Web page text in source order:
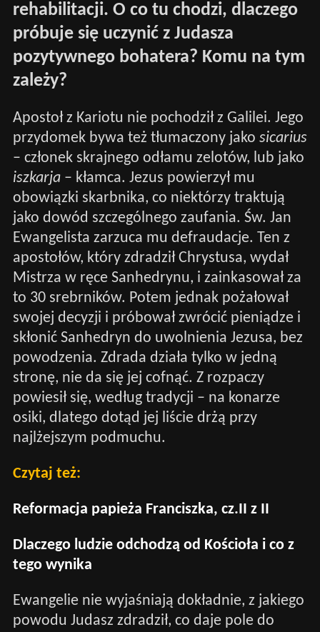
rehabilitacji. O co tu chodzi, dlaczego
próbuje się uczynić z Judasza
pozytywnego bohatera? Komu na tym
zależy?
Apostoł z Kariotu nie pochodził z Galilei. Jego
przydomek bywa też tłumaczony jako sicarius
– członek skrajnego odłamu zelotów, lub jako
iszkarja– kłamca. Jezus powierzył mu
obowiązki skarbnika, co niektórzy traktują
jako dowód szczególnego zaufania. Św. Jan
Ewangelista zarzuca mu defraudacje. Ten z
apostołów, który zdradził Chrystusa, wydał
Mistrza w ręce Sanhedrynu, i zainkasował za
to 30 srebrników. Potem jednak pożałował
swojej decyzji i próbował zwrócić pieniądze i
skłonić Sanhedryn do uwolnienia Jezusa, bez
powodzenia. Zdrada działa tylko w jedną
stronę, nie da się jej cofnąć. Z rozpaczy
powiesił się, według tradycji – na konarze
osiki, dlatego dotąd jej liście drżą przy
najlżejszym podmuchu.
Czytaj też:
Reformacja papieża Franciszka, cz.II z II
Dlaczego ludzie odchodzą od Kościoła i co z
tego wynika
Ewangelie nie wyjaśniają dokładnie, z jakiego
powodu Judasz zdradził, co daje pole do